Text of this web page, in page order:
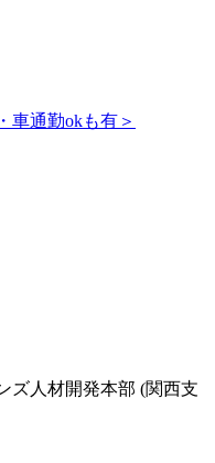
車通勤okも有＞
ズ人材開発本部 (関西支